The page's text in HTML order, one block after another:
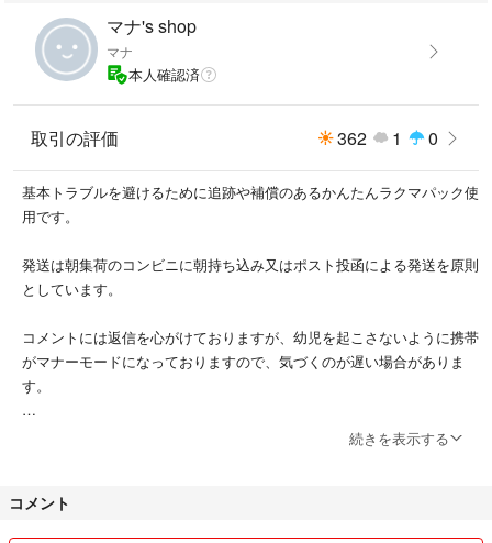
マナ's shop
マナ
本人確認済
取引の評価 362 1 0
基本トラブルを避けるために追跡や補償のあるかんたんラクマパック使
用です。
発送は朝集荷のコンビニに朝持ち込み又はポスト投函による発送を原則
としています。
コメントには返信を心がけておりますが、幼児を起こさないように携帯
がマナーモードになっておりますので、気づくのが遅い場合がありま
す。
タバコ、ペット共にありませんので動物アレルギーや受動喫煙を気にす
自分の思った価格でまったり販売するフリーマーケットのスタイルが好
続きを表示する
コメント